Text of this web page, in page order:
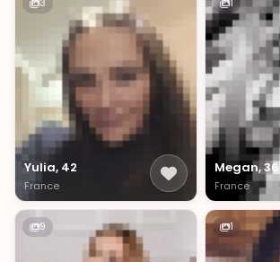
3
Yulia, 42
France
1
Megan, 36
France
9 1